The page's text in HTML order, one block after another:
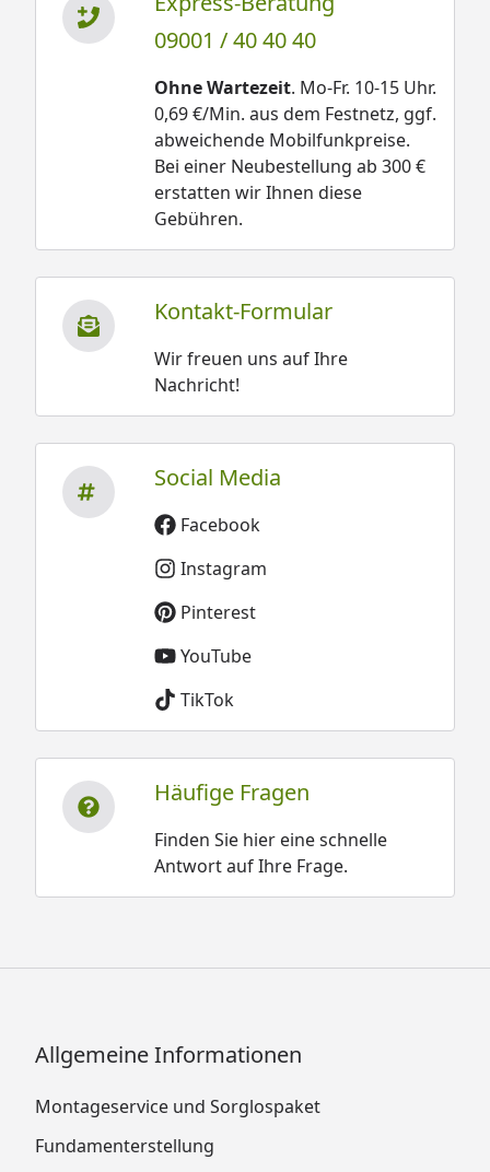
09001 / 40 40 40
Ohne Wartezeit. Mo-Fr. 10-15 Uhr.
0,69 €/Min. aus dem Festnetz, ggf.
abweichende Mobilfunkpreise.
Bei einer Neubestellung ab 300 €
erstatten wir Ihnen diese
Gebühren.
Kontakt-Formular
Wir freuen uns auf Ihre
Nachricht!
Social Media
Facebook
Instagram
Pinterest
YouTube
TikTok
Häufige Fragen
Finden Sie hier eine schnelle
Antwort auf Ihre Frage.
Allgemeine Informationen
Montageservice und Sorglospaket
Fundamenterstellung